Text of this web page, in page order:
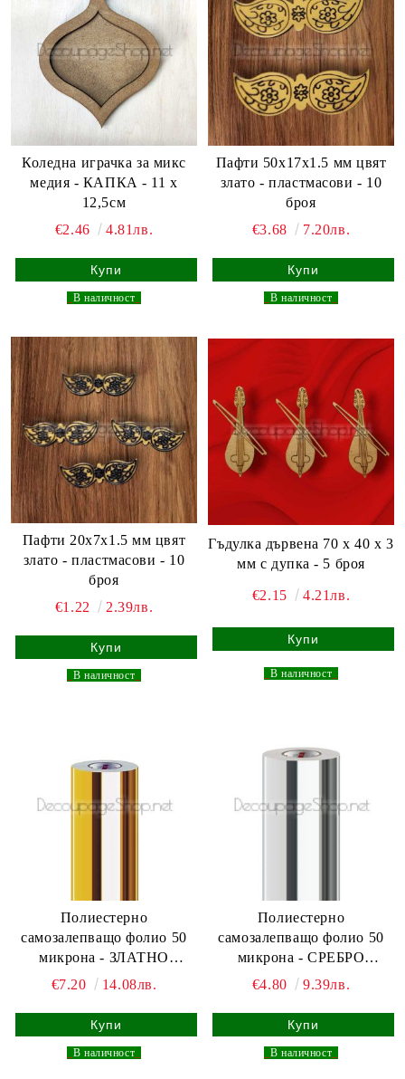
Коледна играчка за микс
медия - КАПКА - 11 х
12,5см
€2.46
4.81лв.
В наличност
Пафти 50x17x1.5 мм цвят
злато - пластмасови - 10
броя
€3.68
7.20лв.
В наличност
Пафти 20x7x1.5 мм цвят
злато - пластмасови - 10
броя
€1.22
2.39лв.
В наличност
Гъдулка дървена 70 x 40 x 3
мм с дупка - 5 броя
€2.15 4.21лв.
В наличност
Полиестерно
самозалепващо фолио 50
микрона - ЗЛАТНО
ОГЛЕДАЛО - 30.5 х 100см
€7.20 14.08лв.
В наличност
Полиестерно
самозалепващо фолио 50
микрона - СРЕБРО
ОГЛЕДАЛО - 30.5 х 100см
€4.80 9.39лв.
В наличност